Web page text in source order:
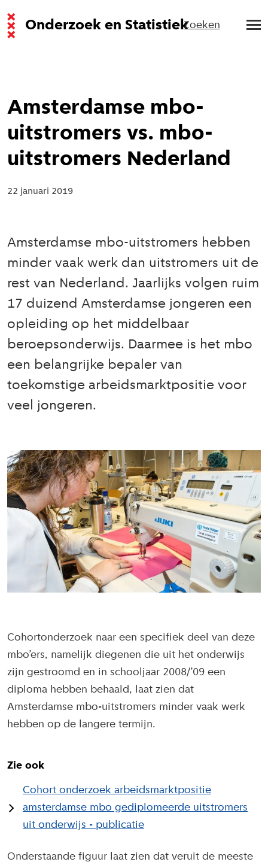
Onderzoek en StatistiekZoeken
Amsterdamse mbo-
uitstromers vs. mbo-
uitstromers Nederland
22 januari 2019
Amsterdamse mbo-uitstromers hebben
minder vaak werk dan uitstromers uit de
rest van Nederland. Jaarlijks volgen ruim
17 duizend Amsterdamse jongeren een
opleiding op het middelbaar
beroepsonderwijs. Daarmee is het mbo
een belangrijke bepaler van
toekomstige arbeidsmarktpositie voor
veel jongeren.
Cohortonderzoek naar een specifiek deel van deze
mbo’ers, namelijk diegenen die uit het onderwijs
zijn gestroomd en in schooljaar 2008/’09 een
diploma hebben behaald, laat zien dat
Amsterdamse mbo-uitstromers minder vaak werk
hebben op de langere termijn.
Zie ook
Cohort onderzoek arbeidsmarktpositie
amsterdamse mbo gediplomeerde uitstromers
uit onderwijs - publicatie
Onderstaande figuur laat zien dat veruit de meeste